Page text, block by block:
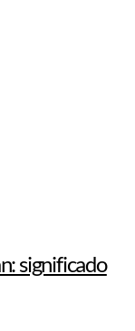
significado